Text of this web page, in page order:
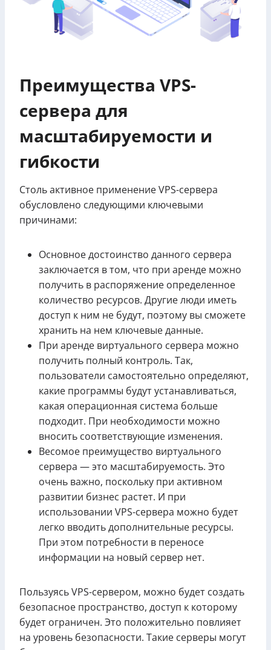
Преимущества VPS-
сервера для
масштабируемости и
гибкости
Столь активное применение VPS-сервера
обусловлено следующими ключевыми
причинами:
Основное достоинство данного сервера
заключается в том, что при аренде можно
получить в распоряжение определенное
количество ресурсов. Другие люди иметь
доступ к ним не будут, поэтому вы сможете
хранить на нем ключевые данные.
При аренде виртуального сервера можно
получить полный контроль. Так,
пользователи самостоятельно определяют,
какие программы будут устанавливаться,
какая операционная система больше
подходит. При необходимости можно
вносить соответствующие изменения.
Весомое преимущество виртуального
сервера — это масштабируемость. Это
очень важно, поскольку при активном
развитии бизнес растет. И при
использовании VPS-сервера можно будет
легко вводить дополнительные ресурсы.
При этом потребности в переносе
информации на новый сервер нет.
Пользуясь VPS-сервером, можно будет создать
безопасное пространство, доступ к которому
будет ограничен. Это положительно повлияет
на уровень безопасности. Такие серверы могут